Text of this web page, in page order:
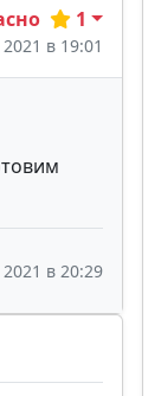
1
в 19:01
в 20:29